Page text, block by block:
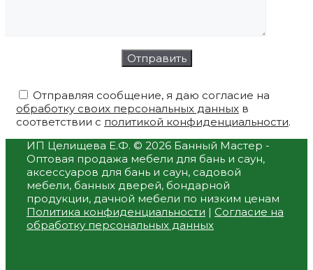
Отправляя сообщение, я даю согласие на
обработку своих персональных данных в
соответствии с политикой конфиденциальности.
ИП Целищева Е.Ф. © 2026 Банный Мастер -
Оптовая продажа мебели для бань и саун,
аксессуаров для бань и саун, садовой
мебели, банных дверей, бондарной
продукции, дачной мебели по низким ценам
Политика конфиденциальности | Согласие на
обработку персональных данных